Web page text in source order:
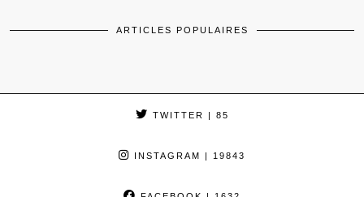
ARTICLES POPULAIRES
TWITTER | 85
INSTAGRAM | 19843